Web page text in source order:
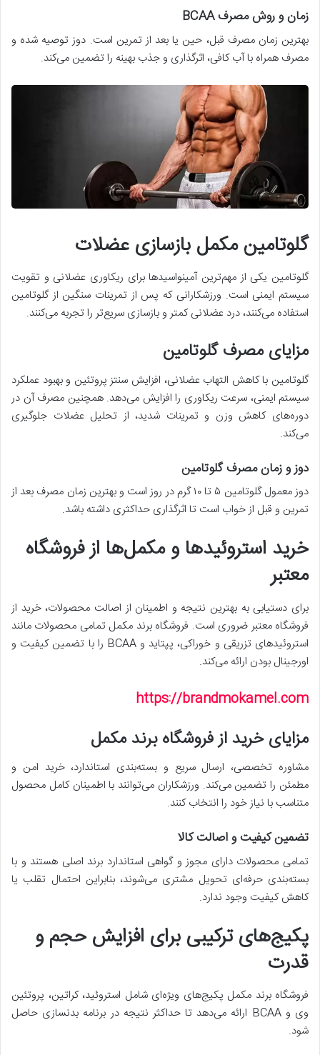
زمان و روش مصرف BCAA
بهترین زمان مصرف قبل، حین یا بعد از تمرین است. دوز توصیه شده و
مصرف همراه با آب کافی، اثرگذاری و جذب بهینه را تضمین می‌کند.
گلوتامین مکمل بازسازی عضلات
گلوتامین یکی از مهم‌ترین آمینواسیدها برای ریکاوری عضلانی و تقویت
سیستم ایمنی است. ورزشکارانی که پس از تمرینات سنگین از گلوتامین
استفاده می‌کنند، درد عضلانی کمتر و بازسازی سریع‌تر را تجربه می‌کنند.
مزایای مصرف گلوتامین
گلوتامین با کاهش التهاب عضلانی، افزایش سنتز پروتئین و بهبود عملکرد
سیستم ایمنی، سرعت ریکاوری را افزایش می‌دهد. همچنین مصرف آن در
دوره‌های کاهش وزن و تمرینات شدید، از تحلیل عضلات جلوگیری
می‌کند.
دوز و زمان مصرف گلوتامین
دوز معمول گلوتامین ۵ تا ۱۰ گرم در روز است و بهترین زمان مصرف بعد از
تمرین و قبل از خواب است تا اثرگذاری حداکثری داشته باشد.
خرید استروئیدها و مکمل‌ها از فروشگاه
معتبر
برای دستیابی به بهترین نتیجه و اطمینان از اصالت محصولات، خرید از
فروشگاه معتبر ضروری است. فروشگاه برند مکمل تمامی محصولات مانند
استروئیدهای تزریقی و خوراکی، پپتاید و BCAA را با تضمین کیفیت و
اورجینال بودن ارائه می‌کند.
https://brandmokamel.com
مزایای خرید از فروشگاه برند مکمل
مشاوره تخصصی، ارسال سریع و بسته‌بندی استاندارد، خرید امن و
مطمئن را تضمین می‌کند. ورزشکاران می‌توانند با اطمینان کامل محصول
متناسب با نیاز خود را انتخاب کنند.
تضمین کیفیت و اصالت کالا
تمامی محصولات دارای مجوز و گواهی استاندارد برند اصلی هستند و با
بسته‌بندی حرفه‌ای تحویل مشتری می‌شوند، بنابراین احتمال تقلب یا
کاهش کیفیت وجود ندارد.
پکیج‌های ترکیبی برای افزایش حجم و
قدرت
فروشگاه برند مکمل پکیج‌های ویژه‌ای شامل استروئید، کراتین، پروتئین
وی و BCAA ارائه می‌دهد تا حداکثر نتیجه در برنامه بدنسازی حاصل
شود.